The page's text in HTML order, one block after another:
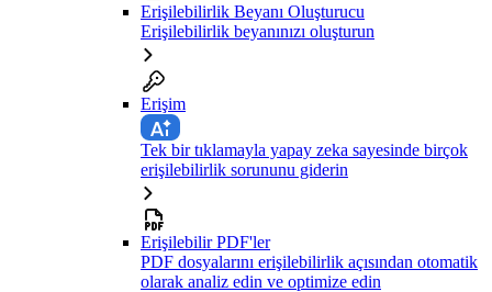
Erişilebilirlik Beyanı Oluşturucu
Erişilebilirlik beyanınızı oluşturun
Erişim
Tek bir tıklamayla yapay zeka sayesinde birçok
erişilebilirlik sorununu giderin
Erişilebilir PDF'ler
PDF dosyalarını erişilebilirlik açısından otomatik
olarak analiz edin ve optimize edin